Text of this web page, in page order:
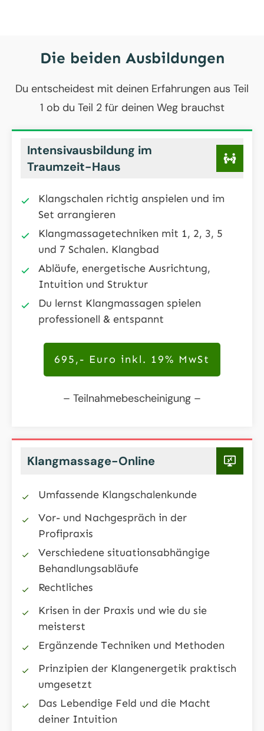
Die beiden Ausbildungen
Du entscheidest mit deinen Erfahrungen aus Teil
1 ob du Teil 2 für deinen Weg brauchst
Intensivausbildung im
Traumzeit-Haus
Klangschalen richtig anspielen und im
Set arrangieren
Klangmassagetechniken mit 1, 2, 3, 5
und 7 Schalen. Klangbad
Abläufe, energetische Ausrichtung,
Intuition und Struktur
Du lernst Klangmassagen spielen
professionell & entspannt
695,- Euro inkl. 19% MwSt
– Teilnahmebescheinigung –
Klangmassage-Online
Umfassende Klangschalenkunde
Vor- und Nachgespräch in der
Profipraxis
Verschiedene situationsabhängige
Behandlungsabläufe
Rechtliches
Krisen in der Praxis und wie du sie
meisterst
Ergänzende Techniken und Methoden
Prinzipien der Klangenergetik praktisch
umgesetzt
Das Lebendige Feld und die Macht
deiner Intuition